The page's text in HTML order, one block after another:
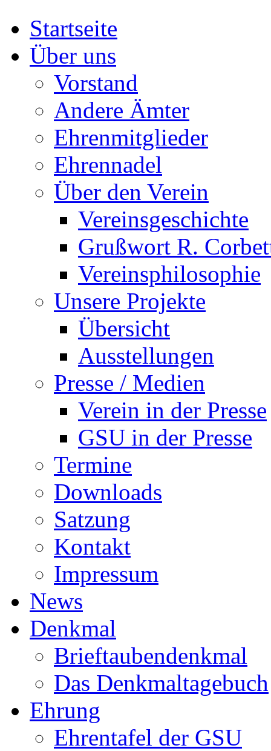
Startseite
Über uns
Vorstand
Andere Ämter
Ehrenmitglieder
Ehrennadel
Über den Verein
Vereinsgeschichte
Grußwort R.
Vereinsphilosophie
Unsere Projekte
Übersicht
Ausstellungen
Presse / Medien
Verein in der Presse
GSU in der Presse
Termine
Downloads
Satzung
Kontakt
Impressum
News
Denkmal
Brieftaubendenkmal
Das Denkmaltagebuch
Ehrung
Ehrentafel der GSU